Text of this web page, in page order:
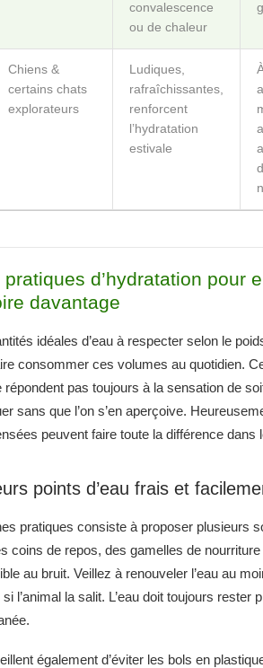
convalescence
ou de chaleur
Chiens &
certains chats
explorateurs
Ludiques,
rafraîchissantes,
renforcent
l’hydratation
estivale
d’hydratation pour
davantage
idéales d’eau à respecter selon le
consommer ces volumes au quotidien.
pas toujours à la sensation de
sans que l’on s’en aperçoive.
peuvent faire toute la différence dans
points d’eau frais et
pratiques consiste à proposer plusieurs
coins de repos, des gamelles de
au bruit. Veillez à renouveler l’eau au
l’animal la salit. L’eau doit toujours
également d’éviter les bols en